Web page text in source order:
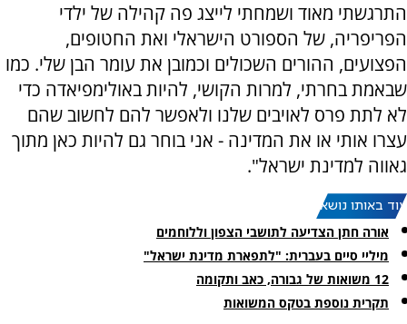
התרגשתי מאוד ושמחתי לייצג פה קהילה של ילדי
הפריפריה, של הספורט הישראלי ואת החטופים,
הפצועים, ההורים השכולים וכמובן את עומר הבן שלי. כמו
שבאמת בחרתי, למרות הקושי, להיות באולימפיאדה כדי
לא לתת פרס לאויבים שלנו ולאפשר להם לחשוב שהם
עצרו אותי או את המדינה - אני בוחר גם להיות כאן מתוך
גאווה למדינת ישראל".
עוד באותו נושא:
אורה חתן הצדיעה לתושבי הצפון וללוחמים
מיליי סיים בעברית: "לתפארת מדינת ישראל"
12 משואות של גבורה, כאב ותקומה
תקרית נוספת בטקס המשואות